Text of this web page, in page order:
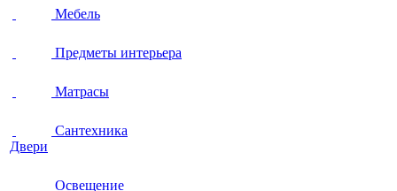
Мебель
Предметы интерьера
Матрасы
Сантехника
Двери
Освещение